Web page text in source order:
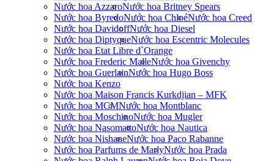
Nước hoa AzzaroNước hoa Britney Spears
Nước hoa ByredoNước hoa ChloéNước hoa Creed
Nước hoa DavidoffNước hoa Diesel
Nước hoa DiptyqueNước hoa Escentric Molecules
Nước hoa Etat Libre d`Orange
Nước hoa Frederic MalleNước hoa Givenchy
Nước hoa GuerlainNước hoa Hugo Boss
Nước hoa Kenzo
Nước hoa Maison Francis Kurkdjian – MFK
Nước hoa MCMNước hoa Montblanc
Nước hoa MoschinoNước hoa Mugler
Nước hoa NasomattoNước hoa Nautica
Nước hoa NishaneNước hoa Paco Rabanne
Nước hoa Parfums de MarlyNước hoa Prada